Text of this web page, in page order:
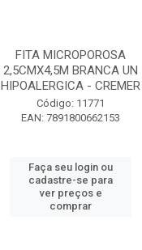
FITA MICROPOROSA
2,5CMX4,5M BRANCA UN
HIPOALERGICA - CREMER
Código: 11771
EAN: 7891800662153
Faça seu login ou
cadastre-se para
ver preços e
comprar